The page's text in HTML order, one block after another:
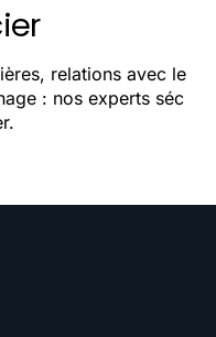
relations avec le
: nos experts séc